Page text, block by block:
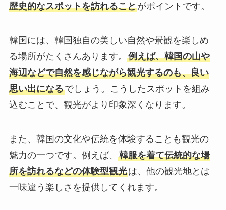
歴史的なスポットを訪れることがポイントです。
韓国には、韓国独自の美しい自然や景観を楽しめ
る場所がたくさんあります。 例えば、韓国の山や
海辺などで自然を感じながら観光するのも、良い
思い出になるでしょう。こうしたスポットを組み
込むことで、観光がより印象深くなります。
また、韓国の文化や伝統を体験することも観光の
魅力の一つです。例えば、 韓服を着て伝統的な場
所を訪れるなどの体験型観光は、他の観光地とは
一味違う楽しさを提供してくれます。